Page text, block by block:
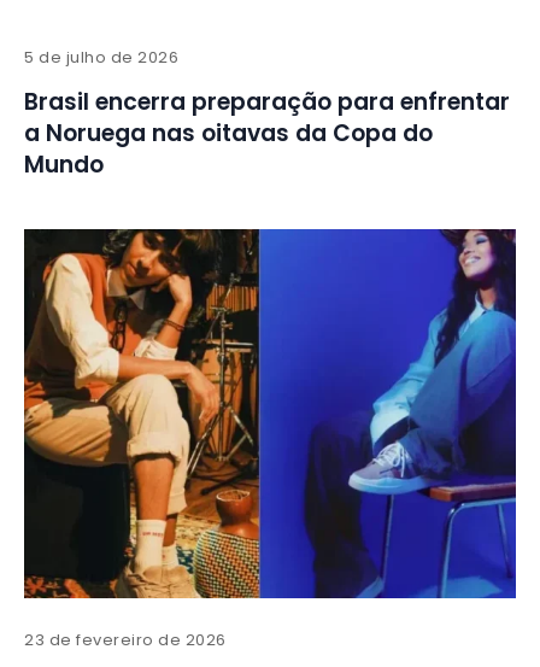
5 de julho de 2026
Brasil encerra preparação para enfrentar
a Noruega nas oitavas da Copa do
Mundo
23 de fevereiro de 2026